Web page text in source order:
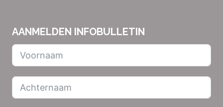
AANMELDEN INFOBULLETIN